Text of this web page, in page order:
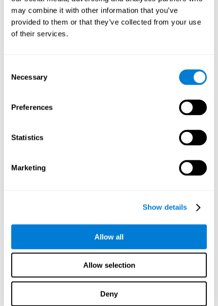
may combine it with other information that you’ve
provided to them or that they’ve collected from your use
of their services.
Selection
Necessary
Preferences
Statistics
Marketing
Show details
Allow all
Allow selection
Deny
participantes una serie de test y cuestionarios:
TONI-3(Test of non-verbal intelligence, tercera edición), que
mide la inteligencia no verbal.
(Digit Span) directos (DSF) e indirectos (DSR), que mide
memoria de trabajo.
Mundial de la Salud), que se usa para detectar depresión, y
da una puntuación subjetiva acerca del bienestar físico y
Una escala acerca de la
comodidad de uso de las iTV(iTV
Se empleó el SPSS 17.0 para analizar los datos. Para determinar
y las pruebas Chi-Cuadrado. Para medir las diferencias
mixtos de medidas repetidas, con un modelo independiente para
cada variable. Todo esto hizo posible medir:
Las diferencias iniciales entre los dos grupos.
Las diferencias entre el Pretest y el Postest en cada grupo.
Las diferencias entre ambos grupos.
Resultados y conclusiones